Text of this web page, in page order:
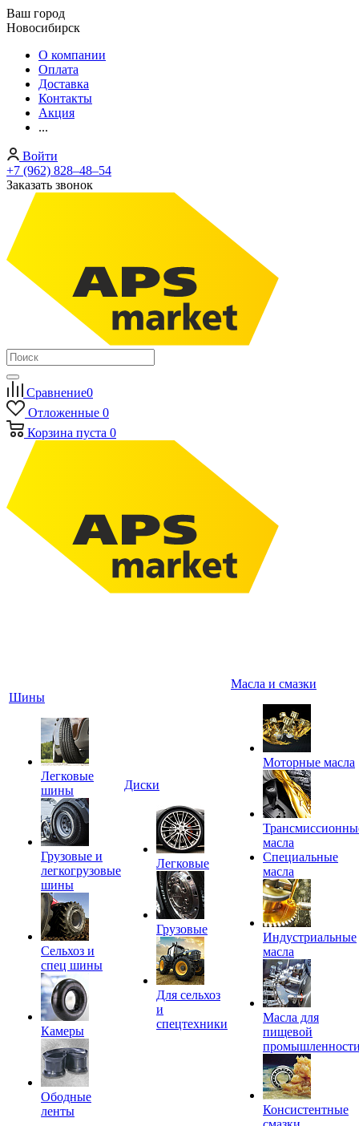
Ваш город
Новосибирск
О компании
Оплата
Доставка
Контакты
Акция
...
Войти
+7 (962) 828‒48‒54
Заказать звонок
Сравнение0
Отложенные 0
Корзина пуста 0
Шины
Легковые
шины
Грузовые и
легкогрузовые
шины
Сельхоз и
спец шины
Камеры
Ободные
ленты
Диски
Легковые
Грузовые
Для сельхоз
и
спецтехники
Масла и смазки
Моторные масла
масла
Специальные
масла
Индустриальные
масла
Масла для
пищевой
Консистентные